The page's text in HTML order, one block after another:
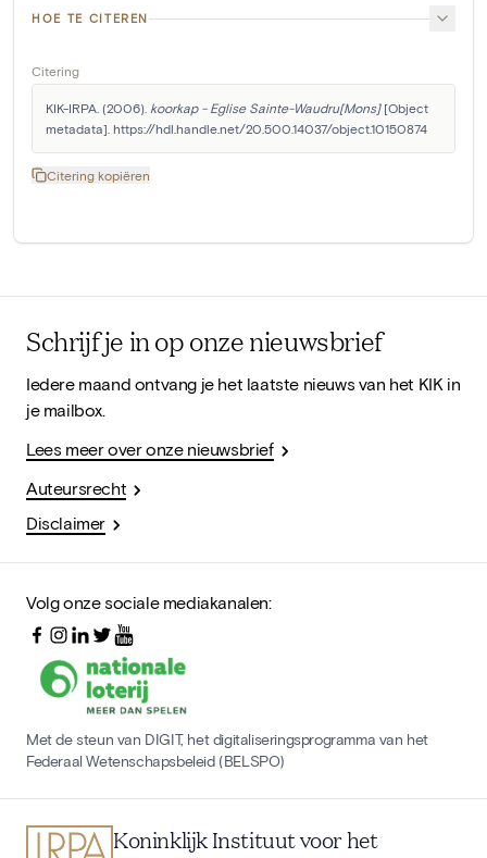
HOE TE CITEREN
Citering
KIK-IRPA. (2006). koorkap - Eglise Sainte-Waudru[Mons] [Object
metadata]. https://hdl.handle.net/20.500.14037/object.10150874
Citering kopiëren
Schrijf je in op onze nieuwsbrief
Iedere maand ontvang je het laatste nieuws van het KIK in
je mailbox.
Lees meer over onze nieuwsbrief
Auteursrecht
Disclaimer
Volg onze sociale mediakanalen:
Met de steun van DIGIT, het digitaliseringsprogramma van het
Federaal Wetenschapsbeleid (BELSPO)
Koninklijk Instituut voor het